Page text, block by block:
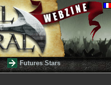
Futures Stars